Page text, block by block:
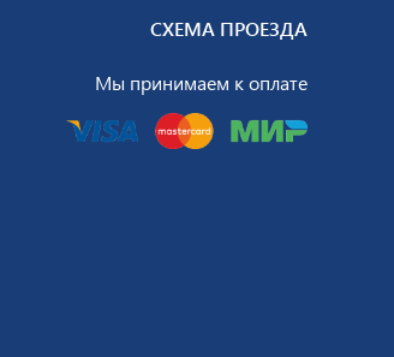
СХЕМА ПРОЕЗДА
Мы принимаем к оплате